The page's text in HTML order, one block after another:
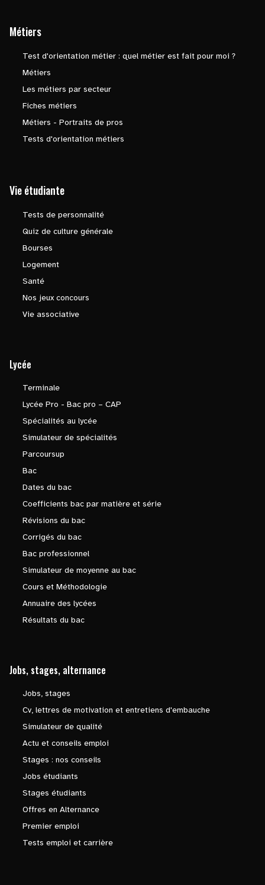
Métiers
Test d'orientation métier : quel métier est fait pour moi ?
Métiers
Les métiers par secteur
Fiches métiers
Métiers - Portraits de pros
Tests d'orientation métiers
Vie étudiante
Tests de personnalité
Quiz de culture générale
Bourses
Logement
Santé
Nos jeux concours
Vie associative
Lycée
Terminale
Lycée Pro - Bac pro – CAP
Spécialités au lycée
Simulateur de spécialités
Parcoursup
Bac
Dates du bac
Coefficients bac par matière et série
Révisions du bac
Corrigés du bac
Bac professionnel
Simulateur de moyenne au bac
Cours et Méthodologie
Annuaire des lycées
Résultats du bac
Jobs, stages, alternance
Jobs, stages
Cv, lettres de motivation et entretiens d'embauche
Simulateur de qualité
Actu et conseils emploi
Stages : nos conseils
Jobs étudiants
Stages étudiants
Offres en Alternance
Premier emploi
Tests emploi et carrière